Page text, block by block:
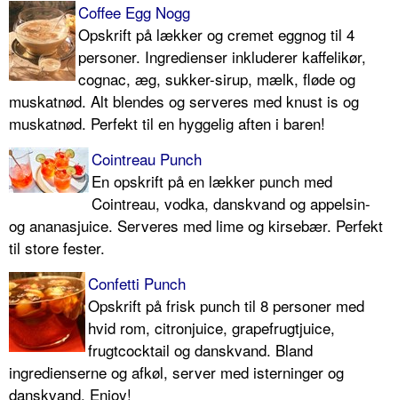
Coffee Egg Nogg
Opskrift på lækker og cremet eggnog til 4
personer. Ingredienser inkluderer kaffelikør,
cognac, æg, sukker-sirup, mælk, fløde og
muskatnød. Alt blendes og serveres med knust is og
muskatnød. Perfekt til en hyggelig aften i baren!
Cointreau Punch
En opskrift på en lækker punch med
Cointreau, vodka, danskvand og appelsin-
og ananasjuice. Serveres med lime og kirsebær. Perfekt
til store fester.
Confetti Punch
Opskrift på frisk punch til 8 personer med
hvid rom, citronjuice, grapefrugtjuice,
frugtcocktail og danskvand. Bland
ingredienserne og afkøl, server med isterninger og
danskvand. Enjoy!